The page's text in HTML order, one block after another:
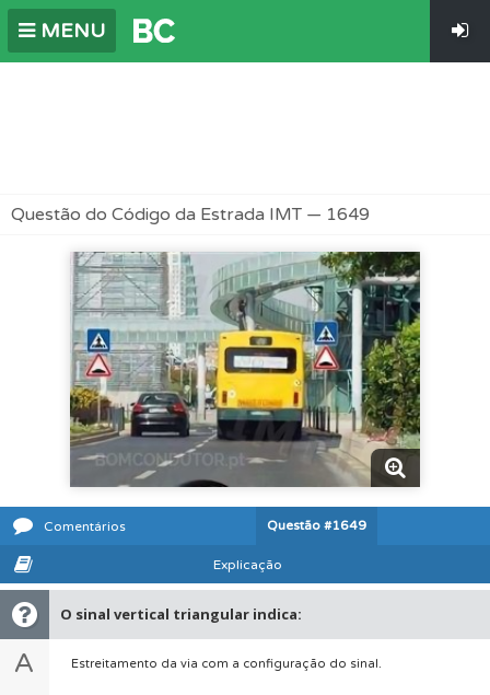
MENU
Questão do Código da Estrada IMT — 1649
Comentários Questão #1649
Explicação
O sinal vertical triangular indica:
A Estreitamento da via com a configuração do sinal.